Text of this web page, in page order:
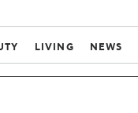
LIVING NEWS